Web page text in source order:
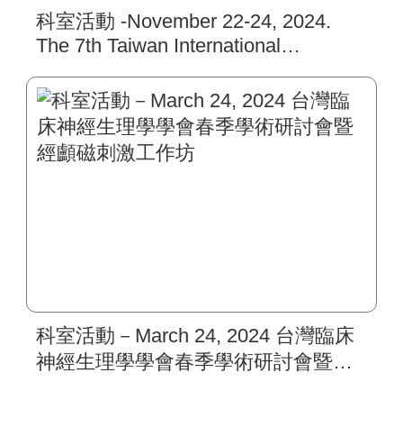
科室活動 -November 22-24, 2024.
The 7th Taiwan International
Movement Disorders.
科室活動－March 24, 2024 台灣臨床
神經生理學學會春季學術研討會暨經